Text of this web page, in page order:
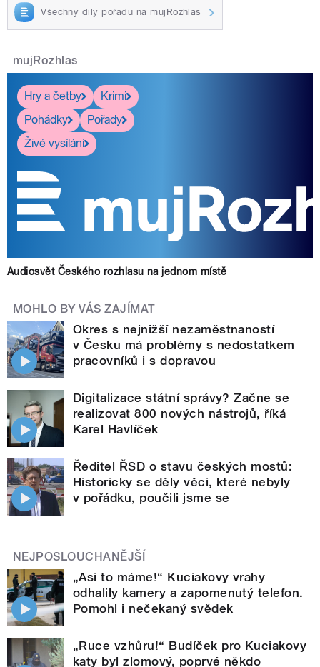
Všechny díly pořadu na mujRozhlas
mujRozhlas
Hry a četby
Krimi
Pohádky
Pořady
Živé vysílání
Audiosvět Českého rozhlasu na jednom místě
MOHLO BY VÁS ZAJÍMAT
Okres s nejnižší nezaměstnaností
v Česku má problémy s nedostatkem
pracovníků i s dopravou
Digitalizace státní správy? Začne se
realizovat 800 nových nástrojů, říká
Karel Havlíček
Ředitel ŘSD o stavu českých mostů:
Historicky se děly věci, které nebyly
v pořádku, poučili jsme se
NEJPOSLOUCHANĚJŠÍ
„Asi to máme!“ Kuciakovy vrahy
odhalily kamery a zapomenutý telefon.
Pomohl i nečekaný svědek
„Ruce vzhůru!“ Budíček pro Kuciakovy
katy byl zlomový, poprvé někdo